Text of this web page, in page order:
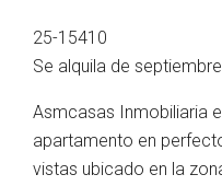
25-15410
Se alquila de
Asmcasas Inmobiliaria
apartamento en
vistas ubicado en la